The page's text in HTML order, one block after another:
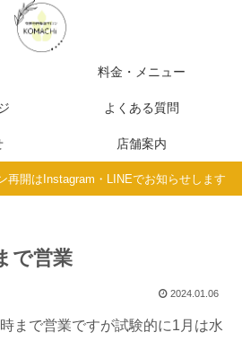
料金・メニュー
よくある質問
店舗案内
開はInstagram・LINEでお知らせします
で営業
2024.01.06
まで営業ですが試験的に1月は水